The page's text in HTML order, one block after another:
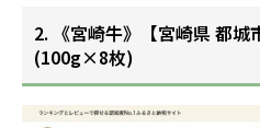
2. 《宮崎牛》【宮崎県 都城
(100g×8枚)